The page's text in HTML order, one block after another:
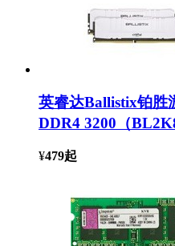
英睿达Ballistix铂胜
DDR4 3200（
¥479起